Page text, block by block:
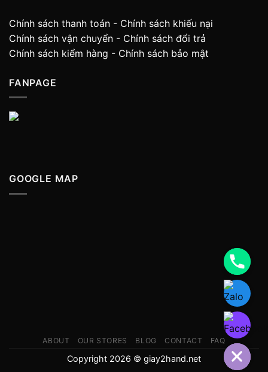
Chính sách thanh toán - Chính sách khiếu nại
Chính sách vận chuyển - Chính sách đổi trả
Chính sách kiểm hàng - Chính sách bảo mật
FANPAGE
GOOGLE MAP
ABOUT OUR STORES BLOG CONTACT FAQ
Copyright 2026 © giay2hand.net